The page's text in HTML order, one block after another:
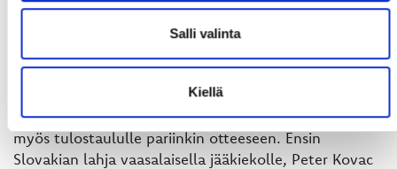
Salli valinta
Kiellä
hyvä paikka ja HIFK hyödyntää yhden niistä upean
hyökkäysaluekuvion jälkeen. Sport tulee erän lopussa
tasoihin ylivoimalla ja näin molemmat joukkueet
saavat maalitilin auki heti ensimmäiseen erään.
Toinen erä on eilisen kaltainen. Erittäin vahvaa
pelaamista Sportilta ja tällä kertaa sillä päästään
myös tulostaululle pariinkin otteeseen. Ensin
Slovakian lahja vaasalaisella jääkiekolle, Peter Kovac